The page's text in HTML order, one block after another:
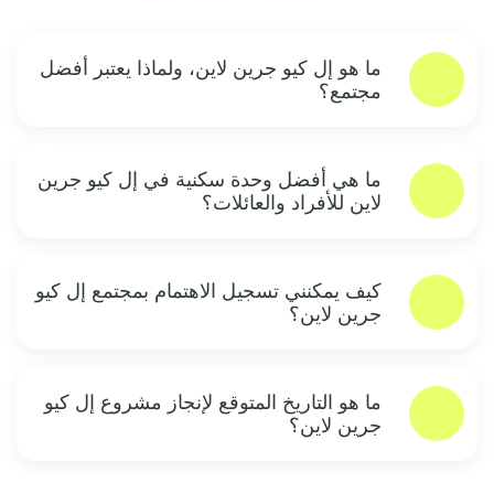
ما هو إل كيو جرين لاين، ولماذا يعتبر أفضل
مجتمع؟‏
ما هي أفضل وحدة سكنية في إل كيو جرين
لاين للأفراد والعائلات؟‏
كيف يمكنني تسجيل الاهتمام بمجتمع إل كيو
جرين لاين؟‏
ما هو التاريخ المتوقع لإنجاز مشروع إل كيو
جرين لاين؟‏